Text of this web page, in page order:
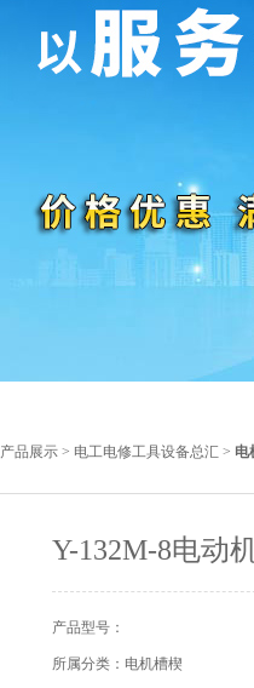
产品展示 > 电工电修工具设备总汇 > 电
Y-132M-8电动
产品型号：
所属分类：电机槽楔